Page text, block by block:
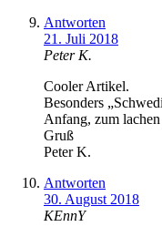
Antworten
21. Juli 2018
Peter K.
Cooler Artikel.
Besonders
Anfang, zum
Gruß
Peter K.
Antworten
30. August 2018
KEnnY